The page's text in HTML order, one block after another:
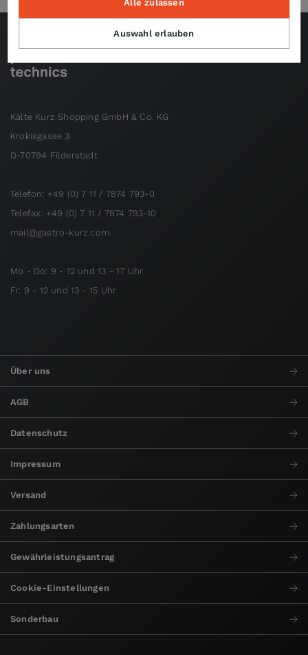
Kälte Kurz Shopping GmbH & Co. KG
Krokisgasse 3
D-70794 Filderstadt
Telefon: +49 (0) 7 11 / 7874 793-0
Telefax: +49 (0) 7 11 / 7874 793-10
mail@gastro-kurz.com
Mo - Do: 9 - 12 und 13 - 17 Uhr
Fr: 9 - 12 und 13 - 15 Uhr
Über uns
AGB
Datenschutz
Impressum
Versand
Zahlungsarten
Gewährleistungsantrag
Cookie-Einstellungen
Sonderbau
Auswahl erlauben
Alle zulassen